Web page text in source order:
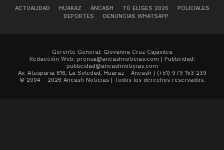
ACTUALIDAD HUARAZ ÁNCASH TÚ ELIGES 2026
POLICIALES
DEPORTES
DENUNCIAS WHATSAPP
Gerente General: Giovanna Cruz Cajavilca
Redacción Web: prensa@ancashnoticias.com | Publicidad:
publicidad@ancashnoticias.com
Av. Atusparia 616, La Soledad, Huaraz - Áncash | (+51) 979 153 239
© 2004 - 2026 Ancash Noticias | Todos los derechos reservados.